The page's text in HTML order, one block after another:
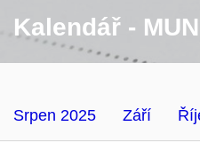
Kalendář -
Srpen 2025 Září